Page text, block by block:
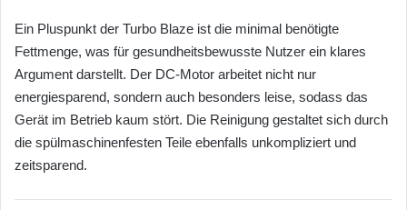
Ein Pluspunkt der Turbo Blaze ist die minimal benötigte
Fettmenge, was für gesundheitsbewusste Nutzer ein klares
Argument darstellt. Der DC-Motor arbeitet nicht nur
energiesparend, sondern auch besonders leise, sodass das
Gerät im Betrieb kaum stört. Die Reinigung gestaltet sich durch
die spülmaschinenfesten Teile ebenfalls unkompliziert und
zeitsparend.